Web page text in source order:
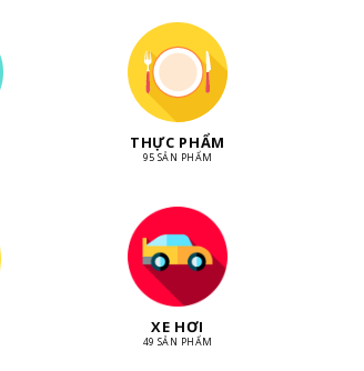
THỰC PHẨM
95 SẢN PHẨM
XE HƠI
49 SẢN PHẨM